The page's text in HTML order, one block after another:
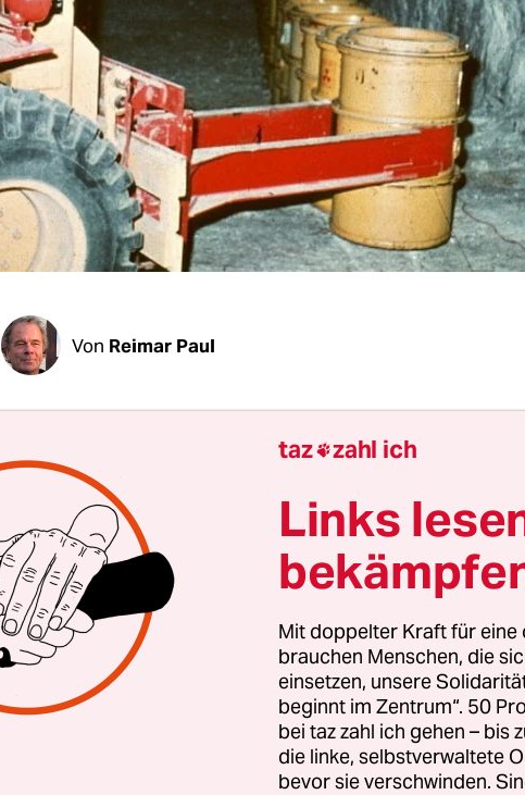
Von Reimar Paul
Das marode Atommülllager Asse in Niedersachsen
auch als Deponie für andere gefährliche Giftstoffe.
und weitere extrem toxische Metalle lägen dort
der Stern in seiner aktuellen Ausgabe. Das
Strahlenschutz (BfS), seit Januar Betreiber der Asse,
weitgehend die Angaben des Magazins.
taz zahl ich
Links
Mit doppelter Kraft für eine
brauchen Menschen, die
einsetzen, unsere
beginnt im Zentrum“. 50
bei taz zahl ich gehen – bis
die linke, selbstverwaltete
bevor sie verschwinden.